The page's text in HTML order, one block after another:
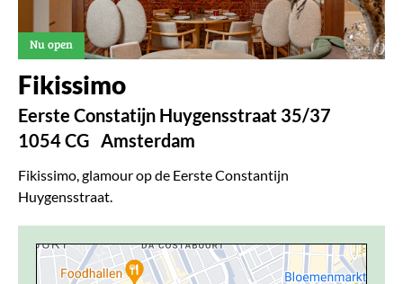
Nu open
Fikissimo
Eerste Constatijn Huygensstraat 35/37
1054 CG Amsterdam
Fikissimo, glamour op de Eerste Constantijn
Huygensstraat.